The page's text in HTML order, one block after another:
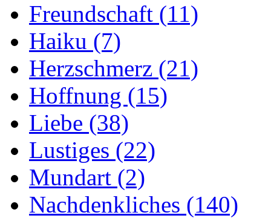
Freundschaft (11)
Haiku (7)
Herzschmerz (21)
Hoffnung (15)
Liebe (38)
Lustiges (22)
Mundart (2)
Nachdenkliches (140)